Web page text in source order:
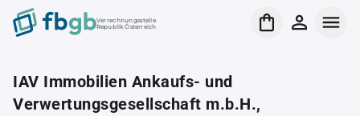
Verrechnungsstelle
Republik Österreich
IAV Immobilien Ankaufs- und
Verwertungsgesellschaft m.b.H.,